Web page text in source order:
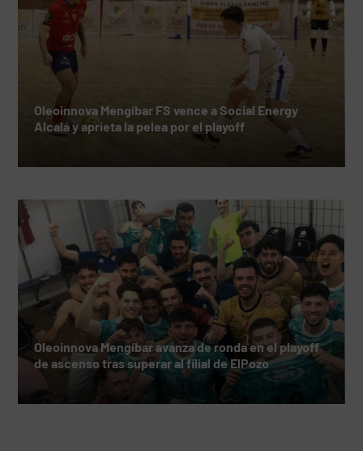
Oleoinnova Mengíbar FS vence a Social Energy
Alcalá y aprieta la pelea por el playoff
Oleoinnova Mengíbar avanza de ronda en el playoff
de ascenso tras superar al filial de ElPozo